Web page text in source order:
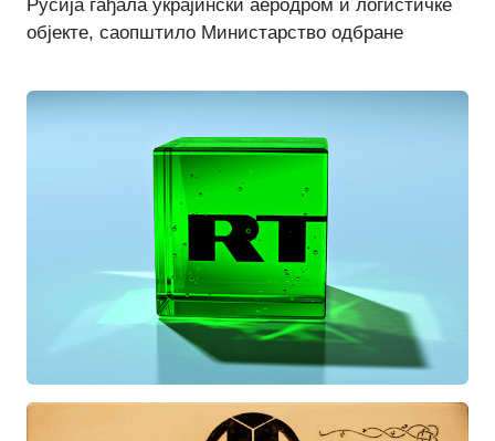
Русија гађала украјински аеродром и логистичке
објекте, саопштило Министарство одбране